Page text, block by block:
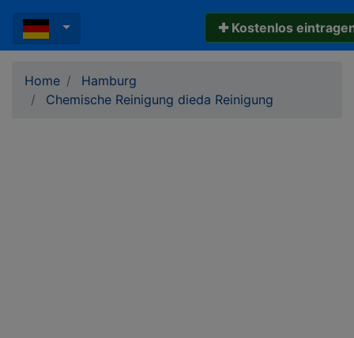
✚ Kostenlos
Home
Hamburg
Chemische Reinigung dieda Reinigung